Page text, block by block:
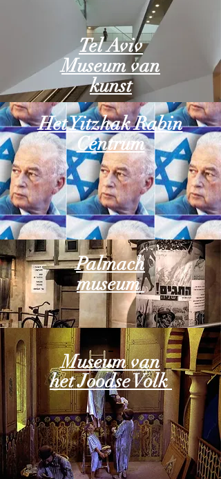
Tel Aviv
Museum van
kunst
Het Yitzhak Rabin
Centrum
Palmach
museum
Museum van
het Joodse Volk